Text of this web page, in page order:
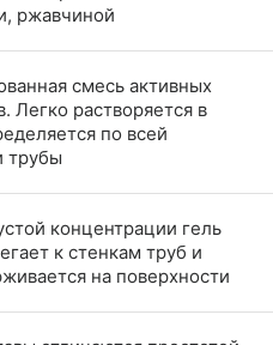
ржавчиной
смесь активных
Легко растворяется в
по всей
трубы
концентрации гель
к стенкам труб и
на поверхности